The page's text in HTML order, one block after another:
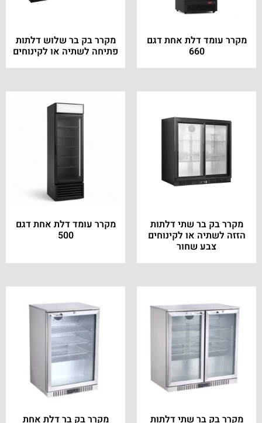
מקרר עומד דלת אחת דגם
660
מקרר בק בר שלוש דלתות
פתיחה לשתיה או לקינוחים
מקרר בק בר שתי דלתות
הזזה לשתיה או לקינוחים
צבע שחור
מקרר עומד דלת אחת דגם
500
מקרר בק בר שתי דלתות מקרר בק בר דלת אחת